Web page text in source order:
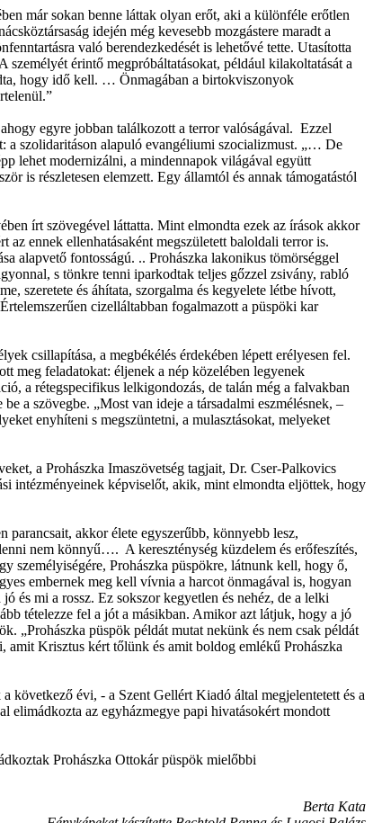
már sokan benne láttak olyan erőt, aki a különféle erőtlen
idején még kevesebb mozgástere maradt a
való berendezkedését is lehetővé tette. Utasította
érintő megpróbáltatásokat, például kilakoltatását a
hogy idő kell. … Önmagában a birtokviszonyok
egyre jobban találkozott a terror valóságával. Ezzel
a szolidaritáson alapuló evangéliumi szocializmust. „… De
lehet modernizálni, a mindennapok világával együtt
is részletesen elemzett. Egy államtól és annak támogatástól
írt szövegével láttatta. Mint elmondta ezek az írások akkor
az ennek ellenhatásaként megszületett baloldali terror is.
alapvető fontosságú. .. Prohászka lakonikus tömörséggel
s tönkre tenni iparkodtak teljes gőzzel zsivány, rabló
szeretete és áhítata, szorgalma és kegyelete létbe hívott,
cizelláltabban fogalmazott a püspöki kar
csillapítása, a megbékélés érdekében lépett erélyesen fel.
meg feladatokat: éljenek a nép közelében legyenek
a rétegspecifikus lelkigondozás, de talán még a falvakban
a szövegbe. „Most van ideje a társadalmi eszmélésnek, –
enyhíteni s megszüntetni, a mulasztásokat, melyeket
a Prohászka Imaszövetség tagjait, Dr. Cser-Palkovics
intézményeinek képviselőt, akik, mint elmondta eljöttek, hogy
parancsait, akkor élete egyszerűbb, könnyebb lesz,
nem könnyű…. A kereszténység küzdelem és erőfeszítés,
személyiségére, Prohászka püspökre, látnunk kell, hogy ő,
embernek meg kell vívnia a harcot önmagával is, hogyan
és mi a rossz. Ez sokszor kegyetlen és nehéz, de a lelki
tételezze fel a jót a másikban. Amikor azt látjuk, hogy a jó
„Prohászka püspök példát mutat nekünk és nem csak példát
Krisztus kért tőlünk és amit boldog emlékű Prohászka
következő évi, - a Szent Gellért Kiadó által megjelentetett és a
elimádkozta az egyházmegye papi hivatásokért mondott
Prohászka Ottokár püspök mielőbbi
Berta Kata